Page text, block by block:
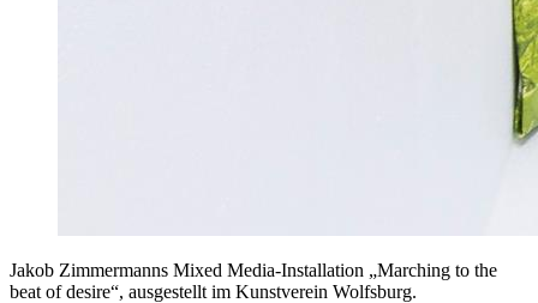
Jakob Zimmermanns Mixed Media-Installation „Marching to the
beat of desire“, ausgestellt im Kunstverein Wolfsburg.